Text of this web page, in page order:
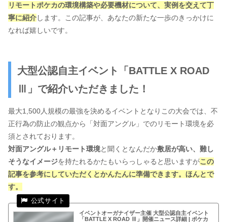
リモートポケカの環境構築や必要機材について、実例を交えて丁
寧に紹介します。この記事が、あなたの新たな一歩のきっかけに
なれば嬉しいです。
大型公認自主イベント「BATTLE X ROAD
Ⅲ」で紹介いただきました！
最大1,500人規模の最強を決めるイベントとなりこの大会では、不
正行為の防止の観点から「対面アングル」でのリモート環境を必
須とされております。
対面アングル＋リモート環境と聞くとなんだか敷居が高い、難し
そうなイメージを持たれるかたもいらっしゃると思いますがこの
記事を参考にしていただくとかんたんに準備できます。ほんとで
す。
イベントオーガナイザー主催 大型公認自主イベント
「BATTLE X ROAD Ⅲ」開催ニュース詳細 | ポケカ